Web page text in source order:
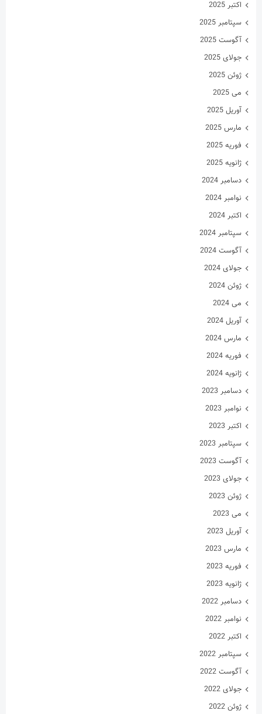
اکتبر 2025
سپتامبر 2025
آگوست 2025
جولای 2025
ژوئن 2025
می 2025
آوریل 2025
مارس 2025
فوریه 2025
ژانویه 2025
دسامبر 2024
نوامبر 2024
اکتبر 2024
سپتامبر 2024
آگوست 2024
جولای 2024
ژوئن 2024
می 2024
آوریل 2024
مارس 2024
فوریه 2024
ژانویه 2024
دسامبر 2023
نوامبر 2023
اکتبر 2023
سپتامبر 2023
آگوست 2023
جولای 2023
ژوئن 2023
می 2023
آوریل 2023
مارس 2023
فوریه 2023
ژانویه 2023
دسامبر 2022
نوامبر 2022
اکتبر 2022
سپتامبر 2022
آگوست 2022
جولای 2022
ژوئن 2022